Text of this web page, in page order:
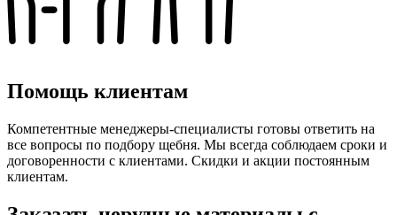
Помощь клиентам
Компетентные менеджеры-специалисты готовы ответить на
все вопросы по подбору щебня. Мы всегда соблюдаем сроки и
договоренности с клиентами. Скидки и акции постоянным
клиентам.